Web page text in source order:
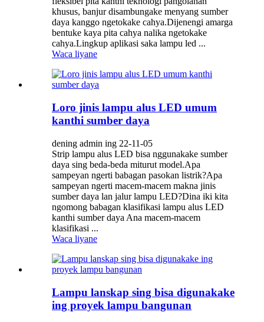
khusus, banjur disambungake menyang sumber
daya kanggo ngetokake cahya.Dijenengi amarga
bentuke kaya pita cahya nalika ngetokake
cahya.Lingkup aplikasi saka lampu led ...
Waca liyane
Loro jinis lampu alus LED umum
kanthi sumber daya
dening admin ing 22-11-05
Strip lampu alus LED bisa nggunakake sumber
daya sing beda-beda miturut model.Apa
sampeyan ngerti babagan pasokan listrik?Apa
sampeyan ngerti macem-macem makna jinis
sumber daya lan jalur lampu LED?Dina iki kita
ngomong babagan klasifikasi lampu alus LED
kanthi sumber daya Ana macem-macem
klasifikasi ...
Waca liyane
Lampu lanskap sing bisa digunakake
ing proyek lampu bangunan